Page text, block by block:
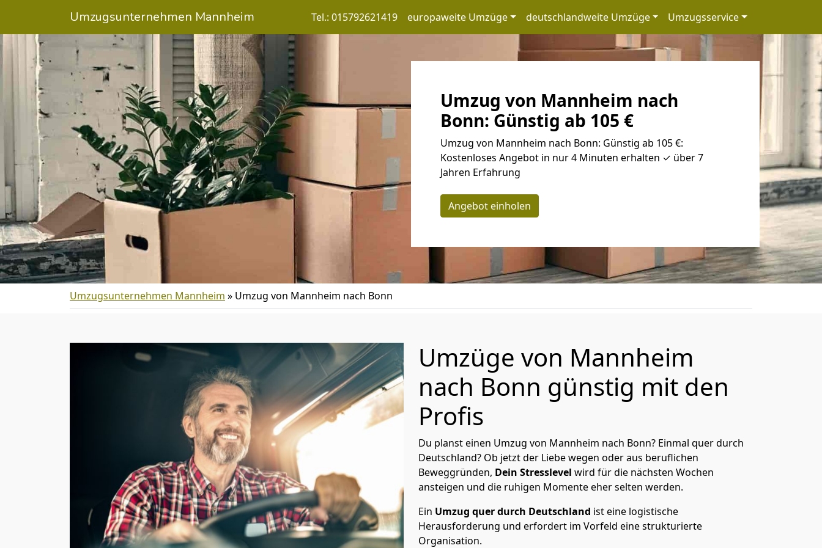
Umzugsunternehmen Mannheim Tel.: 015792621419 europaweite Umzüge deutschlandweite Umzüge Umzugsservice
Umzug von Mannheim nach
Bonn: Günstig ab 105 €
Umzug von Mannheim nach Bonn: Günstig ab 105 €:
Kostenloses Angebot in nur 4 Minuten erhalten ✓ über 7
Jahren Erfahrung
Angebot einholen
Umzugsunternehmen Mannheim » Umzug von Mannheim nach Bonn
Umzüge von Mannheim
nach Bonn günstig mit den
Profis
Du planst einen Umzug von Mannheim nach Bonn? Einmal quer durch
Deutschland? Ob jetzt der Liebe wegen oder aus beruflichen
Beweggründen, Dein Stresslevel wird für die nächsten Wochen
ansteigen und die ruhigen Momente eher selten werden.
Ein Umzug quer durch Deutschland ist eine logistische
Herausforderung und erfordert im Vorfeld eine strukturierte
Organisation.